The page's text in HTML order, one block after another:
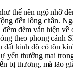
thế nên ngộ nhỡ
đến lông chân.
đêm vẫn hiện về
theo phong cảnh
đất kinh đô có tôn
yến thưởng mai
bị thương, mà lão